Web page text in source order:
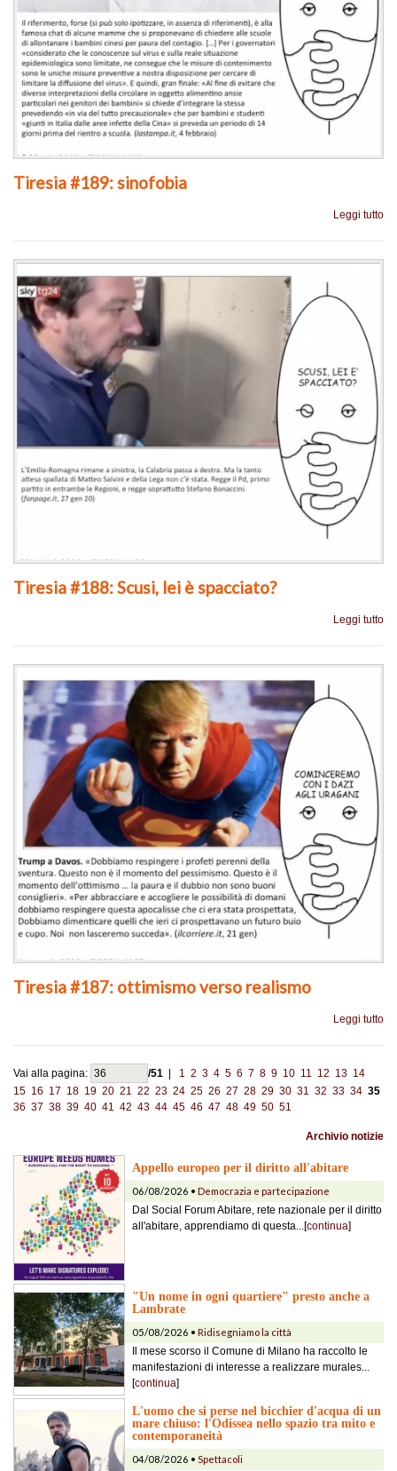
Tiresia #189: sinofobia
Leggi tutto
Tiresia #188: Scusi, lei è spacciato?
Leggi tutto
Tiresia #187: ottimismo verso realismo
Leggi tutto
Vai alla pagina: /51 1 2 3 4 5 6 7 8 9 10 11 12 13 14
15 16 17 18 19 20 21 22 23 24 25 26 27 28 29 30 31 32 33 34 35
36 37 38 39 40 41 42 43 44 45 46 47 48 49 50 51
Archivio notizie
Appello europeo per il diritto all'abitare
06/08/2026 • Democrazia e partecipazione
Dal Social Forum Abitare, rete nazionale per il diritto
all'abitare, apprendiamo di questa...[continua]
"Un nome in ogni quartiere" presto anche a
Lambrate
05/08/2026 • Ridisegniamo la città
Il mese scorso il Comune di Milano ha raccolto le
manifestazioni di interesse a realizzare murales...
[continua]
L'uomo che si perse nel bicchier d'acqua di un
mare chiuso: l'Odissea nello spazio tra mito e
contemporaneità
04/08/2026 • Spettacoli